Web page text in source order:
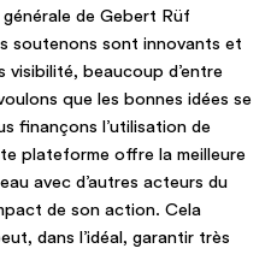
de Gebert Rüf
soutenons sont innovants et
visibilité, beaucoup d’entre
que les bonnes idées se
finançons l’utilisation de
plateforme offre la meilleure
avec d’autres acteurs du
de son action. Cela
dans l’idéal, garantir très